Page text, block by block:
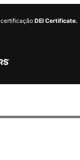
certificação DEI Certificate.